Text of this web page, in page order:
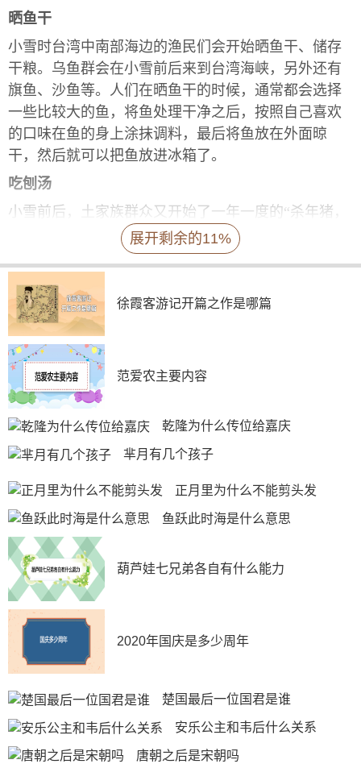
晒鱼干
小雪时台湾中南部海边的渔民们会开始晒鱼干、储存
干粮。乌鱼群会在小雪前后来到台湾海峡，另外还有
旗鱼、沙鱼等。人们在晒鱼干的时候，通常都会选择
一些比较大的鱼，将鱼处理干净之后，按照自己喜欢
的口味在鱼的身上涂抹调料，最后将鱼放在外面晾
干，然后就可以把鱼放进冰箱了。
吃刨汤
小雪前后，土家族群众又开始了一年一度的“杀年猪，
迎新年”民俗活动，给寒冷的冬天增添了热烈的气氛。
吃“刨汤”，是土家族的风俗习惯，在“杀年猪，迎新年”
而成的美食称为“刨汤”。刨汤是一种土家族特有的美
食，很多人会觉得这就是吃活肉，非常不习惯这样的
食物，这可能是因为每个人的生活习惯不同吧。
展开剩余的11%
徐霞客游记开篇之作是哪篇
范爱农主要内容
乾隆为什么传位给嘉庆
芈月有几个孩子
正月里为什么不能剪头发
鱼跃此时海是什么意思
葫芦娃七兄弟各自有什么能力
2020年国庆是多少周年
楚国最后一位国君是谁
安乐公主和韦后什么关系
唐朝之后是宋朝吗